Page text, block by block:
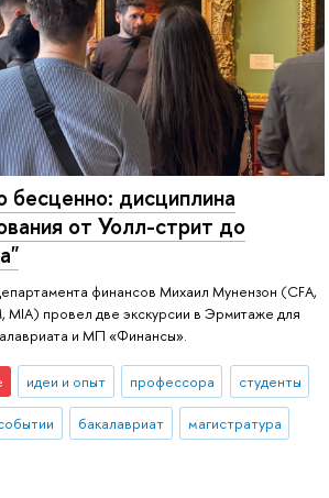
бесценно: дисциплина
от Уолл-стрит до
финансов Михаил Мунензон (CFA,
MIA) провел две экскурсии в Эрмитаже для
и МП «Финансы».
идеи и опыт профессора студенты
бакалавриат
магистратура